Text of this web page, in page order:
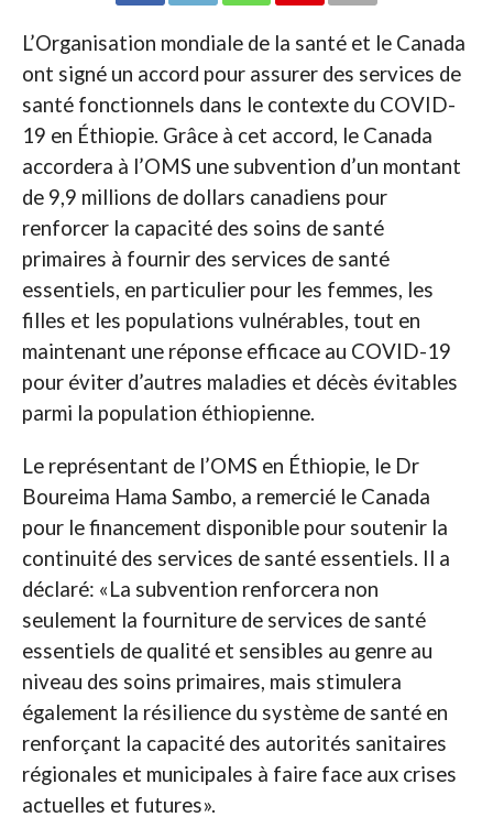
L’Organisation mondiale de la santé et le Canada
ont signé un accord pour assurer des services de
santé fonctionnels dans le contexte du COVID-
19 en Éthiopie. Grâce à cet accord, le Canada
accordera à l’OMS une subvention d’un montant
de 9,9 millions de dollars canadiens pour
renforcer la capacité des soins de santé
primaires à fournir des services de santé
essentiels, en particulier pour les femmes, les
filles et les populations vulnérables, tout en
maintenant une réponse efficace au COVID-19
pour éviter d’autres maladies et décès évitables
parmi la population éthiopienne.
Le représentant de l’OMS en Éthiopie, le Dr
Boureima Hama Sambo, a remercié le Canada
pour le financement disponible pour soutenir la
continuité des services de santé essentiels. Il a
déclaré: «La subvention renforcera non
seulement la fourniture de services de santé
essentiels de qualité et sensibles au genre au
niveau des soins primaires, mais stimulera
également la résilience du système de santé en
renforçant la capacité des autorités sanitaires
régionales et municipales à faire face aux crises
actuelles et futures».